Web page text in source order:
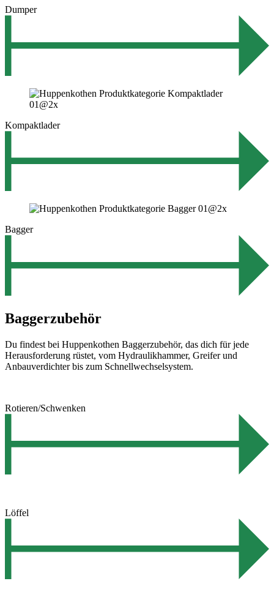
Dumper
Kompaktlader
Bagger
Baggerzubehör
Du findest bei Huppenkothen Baggerzubehör, das dich für jede
Herausforderung rüstet, vom Hydraulikhammer, Greifer und
Anbauverdichter bis zum Schnellwechselsystem.
Rotieren/Schwenken
Löffel